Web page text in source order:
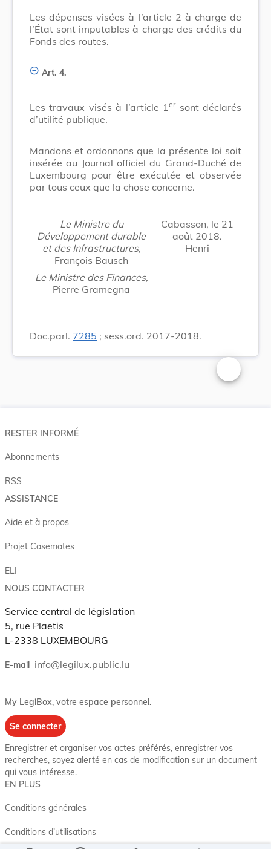
Les dépenses visées à l’article 2 à charge de
l’État sont imputables à charge des crédits du
Fonds des routes.
Art. 4.
Les travaux visés à l’article 1ersont déclarés
d’utilité publique.
Mandons et ordonnons que la présente loi soit
insérée au Journal officiel du Grand-Duché de
Luxembourg pour être exécutée et observée
par tous ceux que la chose concerne.
Le Ministre du
Développement durable
et des Infrastructures,
François Bausch
Le Ministre des Finances,
Pierre Gramegna
Cabasson, le 21
août 2018.
Henri
Doc.parl. 7285 ; sess.ord. 2017-2018.
Changer la
RESTER INFORMÉ
Abonnements
RSS
ASSISTANCE
Aide et à propos
Projet Casemates
ELI
NOUS CONTACTER
Service central de législation
5, rue Plaetis
L-2338 LUXEMBOURG
E-mail info@legilux.public.lu
My LegiBox, votre espace personnel.
Se connecter
Enregistrer et organiser vos actes préférés, enregistrer vos
recherches, soyez alerté en cas de modification sur un document
qui vous intéresse.
EN PLUS
Conditions générales
Conditions d’utilisations